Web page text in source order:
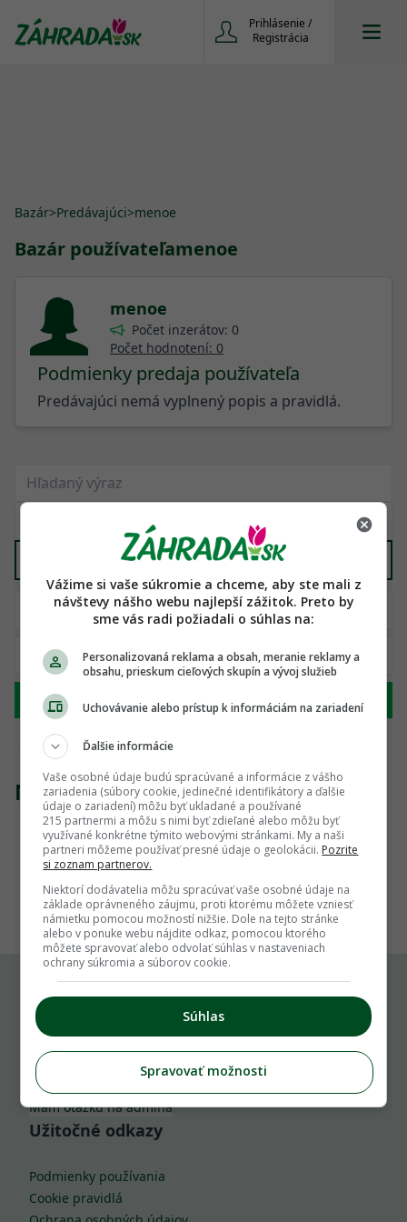
Prihlásenie /
Registrácia
Bazár>Predávajúci>menoe
Bazár používateľamenoe
menoe
Počet inzerátov: 0
Počet hodnotení: 0
Podmienky predaja používateľa
Predávajúci nemá vyplnený popis a pravidlá.
Záhrada
Hľadať
Nenašli sme žiadny produkt
1
Komu môžeš napísať
info@zahrada.sk
Nahlás chybu
Mám otázku na admina
Užitočné odkazy
Podmienky používania
Cookie pravidlá
Vážime si vaše súkromie a chceme, aby ste mali z
návštevy nášho webu najlepší zážitok. Preto by
sme vás radi požiadali o súhlas na:
Personalizovaná reklama a obsah, meranie reklamy a
obsahu, prieskum cieľových skupín a vývoj služieb
Uchovávanie alebo prístup k informáciám na zariadení
Ďalšie informácie
Vaše osobné údaje budú spracúvané a informácie z vášho
zariadenia (súbory cookie, jedinečné identifikátory a ďalšie
údaje o zariadení) môžu byť ukladané a používané
215 partnermi a môžu s nimi byť zdieľané alebo môžu byť
využívané konkrétne týmito webovými stránkami. My a naši
partneri môžeme používať presné údaje o geolokácii. Pozrite
si zoznam partnerov.
Niektorí dodávatelia môžu spracúvať vaše osobné údaje na
základe oprávneného záujmu, proti ktorému môžete vzniesť
námietku pomocou možností nižšie. Dole na tejto stránke
alebo v ponuke webu nájdite odkaz, pomocou ktorého
môžete spravovať alebo odvolať súhlas v nastaveniach
ochrany súkromia a súborov cookie.
Súhlas
Spravovať možnosti